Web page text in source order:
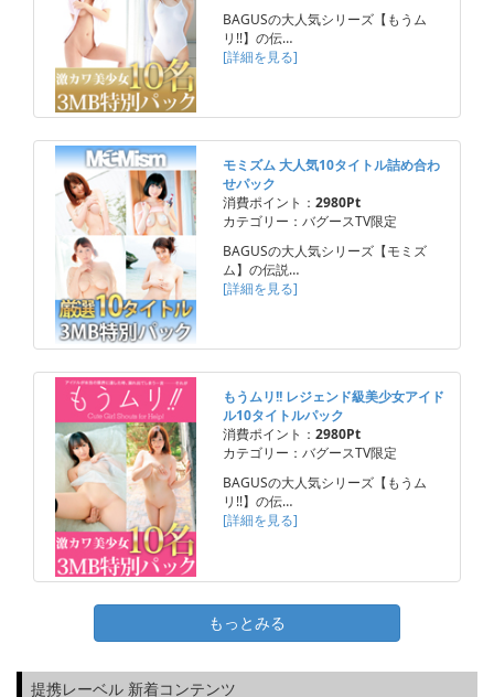
BAGUSの大人気シリーズ【もうム
リ!!】の伝…
[詳細を見る]
モミズム 大人気10タイトル詰め合わ
せパック
消費ポイント： 2980Pt
カテゴリー：バグースTV限定
BAGUSの大人気シリーズ【モミズ
ム】の伝説…
[詳細を見る]
もうムリ!! レジェンド級美少女アイド
ル10タイトルパック
消費ポイント： 2980Pt
カテゴリー：バグースTV限定
BAGUSの大人気シリーズ【もうム
リ!!】の伝…
[詳細を見る]
もっとみる
提携レーベル 新着コンテンツ